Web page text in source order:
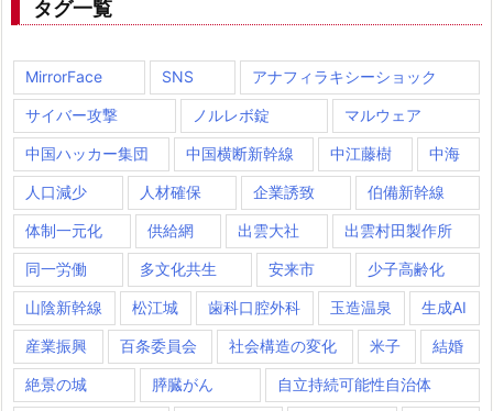
タグ一覧
MirrorFace SNS アナフィラキシーショック
サイバー攻撃 ノルレボ錠 マルウェア
中国ハッカー集団 中国横断新幹線 中江藤樹 中海
人口減少 人材確保 企業誘致 伯備新幹線
体制一元化 供給網 出雲大社 出雲村田製作所
同一労働 多文化共生 安来市 少子高齢化
山陰新幹線 松江城 歯科口腔外科 玉造温泉 生成AI
産業振興 百条委員会 社会構造の変化 米子 結婚
絶景の城 膵臓がん 自立持続可能性自治体